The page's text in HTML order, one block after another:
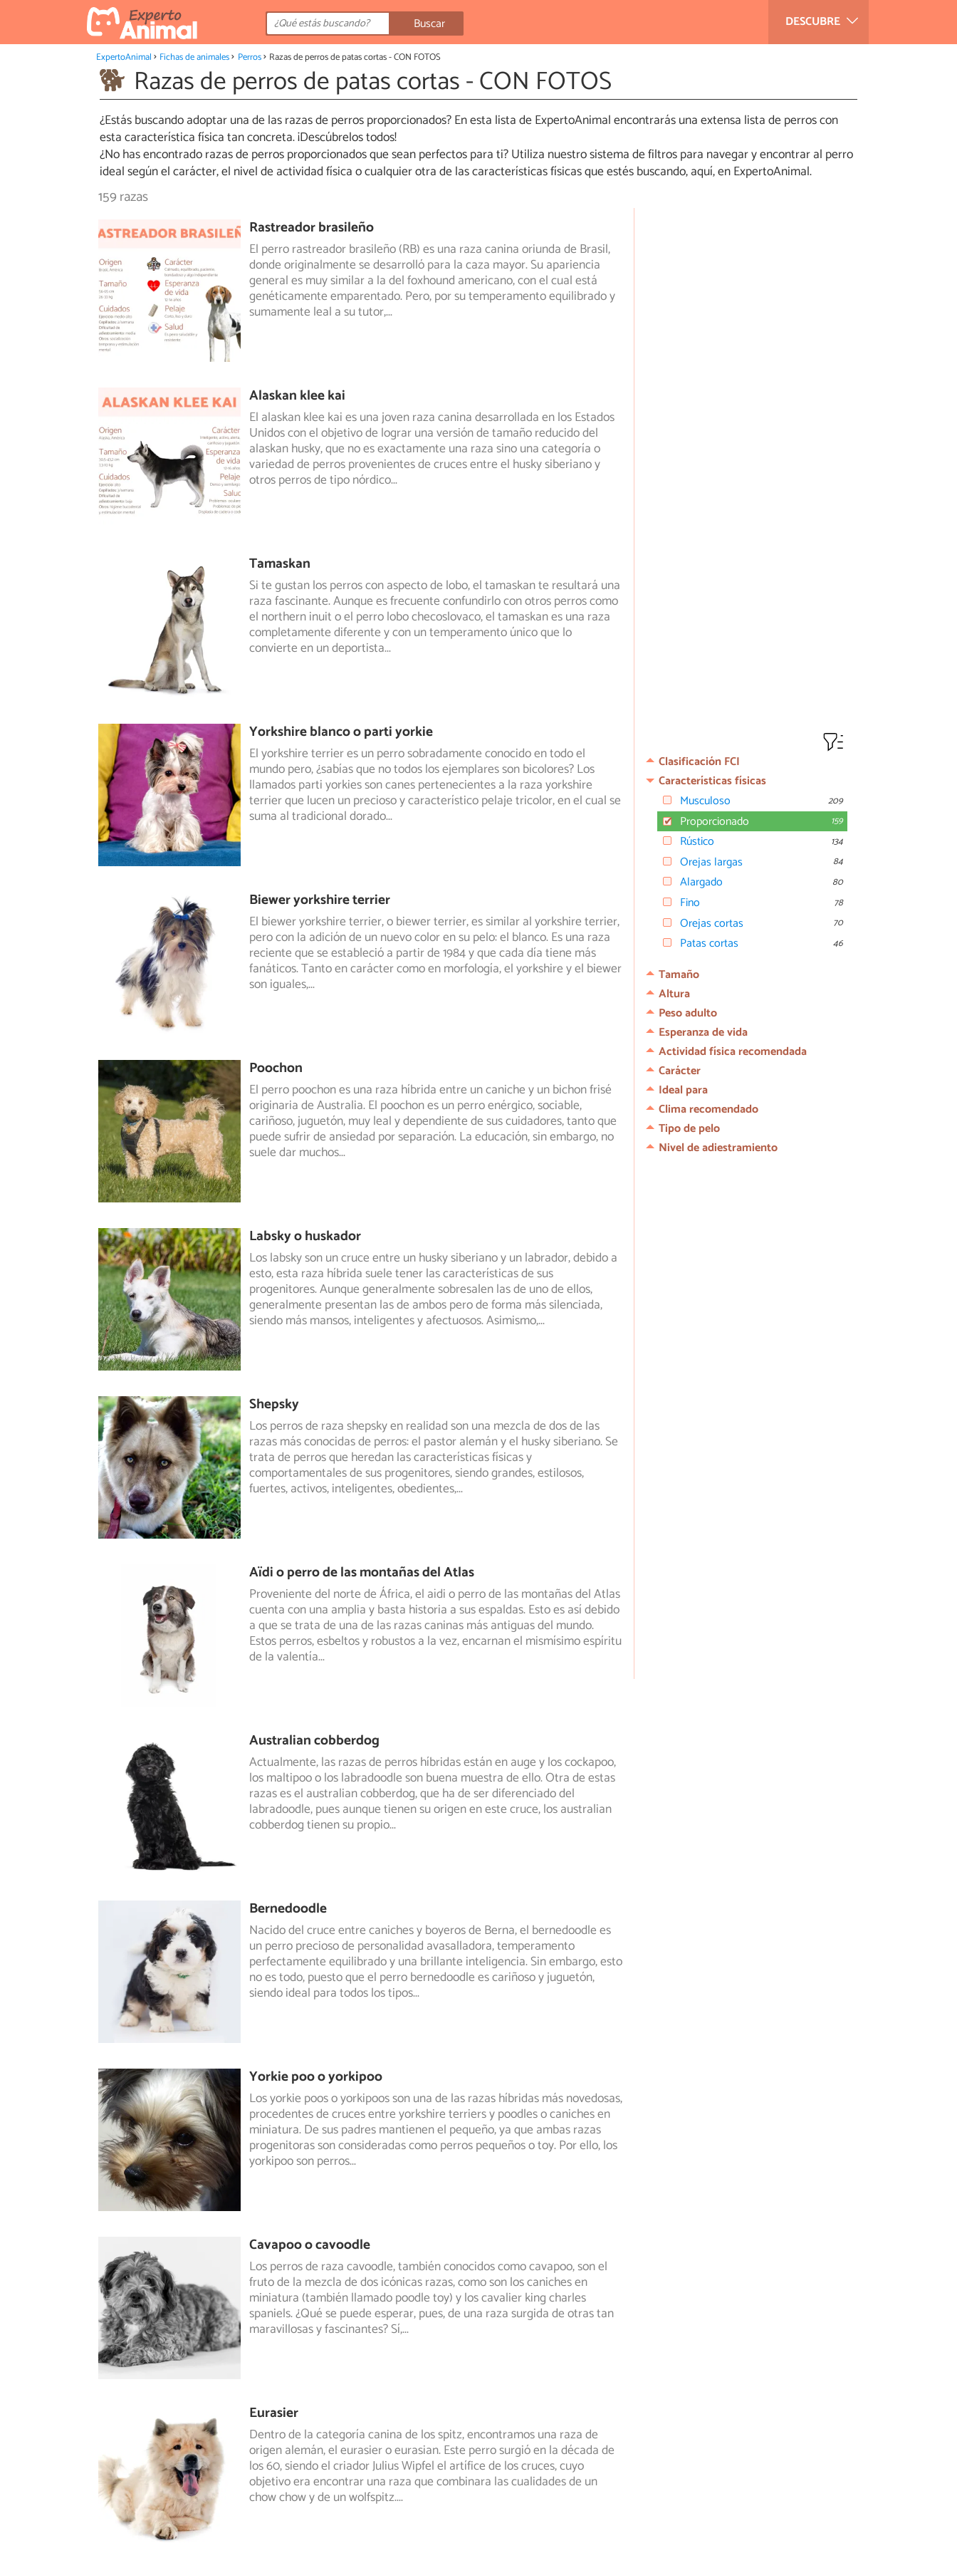
DESCUBRE
Buscar
ExpertoAnimal Fichas de animales Perros Razas de perros de patas cortas - CON FOTOS
Razas de perros de patas cortas - CON FOTOS
¿Estás buscando adoptar una de las razas de perros proporcionados? En esta lista de ExpertoAnimal encontrarás una extensa lista de perros con
esta característica física tan concreta. ¡Descúbrelos todos!
¿No has encontrado razas de perros proporcionados que sean perfectos para ti? Utiliza nuestro sistema de filtros para navegar y encontrar al perro
ideal según el carácter, el nivel de actividad física o cualquier otra de las características físicas que estés buscando, aquí, en ExpertoAnimal.
159 razas
Rastreador brasileño
El perro rastreador brasileño (RB) es una raza canina oriunda de Brasil,
donde originalmente se desarrolló para la caza mayor. Su apariencia
general es muy similar a la del foxhound americano, con el cual está
genéticamente emparentado. Pero, por su temperamento equilibrado y
sumamente leal a su tutor,...
Alaskan klee kai
El alaskan klee kai es una joven raza canina desarrollada en los Estados
Unidos con el objetivo de lograr una versión de tamaño reducido del
alaskan husky, que no es exactamente una raza sino una categoría o
variedad de perros provenientes de cruces entre el husky siberiano y
otros perros de tipo nórdico...
Tamaskan
Si te gustan los perros con aspecto de lobo, el tamaskan te resultará una
raza fascinante. Aunque es frecuente confundirlo con otros perroscomo
el northern inuit o el perro lobo checoslovaco, el tamaskan es una raza
completamente diferente y con un temperamento único que lo
convierte en un deportista...
Yorkshire blanco o parti yorkie
El yorkshire terrier es un perro sobradamente conocido en todo el
mundo pero, ¿sabías que no todos los ejemplares son bicolores? Los
llamadosparti yorkies son canes pertenecientes a la raza yorkshire
terrier que lucen un precioso y característico pelaje tricolor, en el cual se
suma al tradicional dorado...
Biewer yorkshire terrier
El biewer yorkshire terrier, o biewer terrier, es similar al yorkshire terrier,
pero con la adición de un nuevo color en su pelo: el blanco.Es una raza
reciente que se estableció a partir de 1984 y que cada día tiene más
fanáticos. Tanto en carácter como en morfología, el yorkshire y el biewer
son iguales,...
Poochon
El perro poochon es una raza híbrida entre un caniche y un bichon frisé
originaria de Australia. El poochon es un perro enérgico, sociable,
cariñoso, juguetón, muy leal y dependiente de sus cuidadores, tanto que
puede sufrir de ansiedad por separación. La educación, sin embargo, no
suele dar muchos...
Labsky o huskador
Los labsky son un cruce entre un husky siberiano y un labrador, debido a
esto, esta raza híbrida suele tener las características de sus
progenitores.Aunque generalmente sobresalen las de uno de ellos,
generalmente presentan las de ambos pero de forma más silenciada,
siendo más mansos, inteligentes y afectuosos. Asimismo,...
Shepsky
Los perros de raza shepsky en realidad son una mezcla de dos de las
razas más conocidas de perros: el pastor alemán y el husky siberiano. Se
trata de perros que heredan las características físicas y
comportamentales de sus progenitores, siendo grandes, estilosos,
fuertes, activos, inteligentes, obedientes,...
Aïdi o perro de las montañas del Atlas
Proveniente del norte de África, el aïdi o perro de las montañas del Atlas
cuenta con una amplia y basta historia a sus espaldas. Esto es asídebido
a que se trata de una de las razas caninas más antiguas del mundo.
Estos perros, esbeltos y robustos a la vez, encarnan el mismísimo espíritu
de la valentía...
Australian cobberdog
Actualmente, las razas de perros híbridas están en auge y los cockapoo,
los maltipoo o los labradoodle son buena muestra de ello. Otra de estas
razas es el australian cobberdog, que ha de ser diferenciado del
labradoodle, pues aunque tienen su origen en este cruce, los australian
cobberdog tienen su propio...
Bernedoodle
Nacido del cruce entre caniches y boyeros de Berna, el bernedoodle es
un perro precioso de personalidad avasalladora, temperamento
perfectamenteequilibrado y una brillante inteligencia. Sin embargo, esto
no es todo, puesto que el perro bernedoodle es cariñoso y juguetón,
siendo ideal para todos los tipos...
Yorkie poo o yorkipoo
Los yorkie poos o yorkipoos son una de las razas híbridas más novedosas,
procedentes de cruces entre yorkshire terriers y poodles o canichesen
miniatura. De sus padres mantienen el pequeño, ya que ambas razas
progenitoras son consideradas como perros pequeños o toy. Por ello, los
yorkipoo son perros...
Cavapoo o cavoodle
Los perros de raza cavoodle, también conocidos como cavapoo, son el
fruto de la mezcla de dos icónicas razas, como son los caniches en
miniatura (también llamado poodle toy) y los cavalier king charles
spaniels. ¿Qué se puede esperar, pues, de una raza surgida de otras tan
maravillosas y fascinantes? Sí,...
Eurasier
Dentro de la categoría canina de los spitz, encontramos una raza de
origen alemán, el eurasier o eurasian. Este perro surgió en la década de
los 60, siendo el criador Julius Wipfel el artífice de los cruces, cuyo
objetivo era encontrar una raza que combinara las cualidades de un
chow chow y de un wolfspitz....
Clasificación FCI
Características físicas
Musculoso
209
Proporcionado 159
Rústico 134
Orejas largas 84
Alargado 80
Fino 78
Orejas cortas 70
Patas cortas 46
Tamaño
Altura
Peso adulto
Esperanza de vida
Actividad física recomendada
Carácter
Ideal para
Clima recomendado
Tipo de pelo
Nivel de adiestramiento